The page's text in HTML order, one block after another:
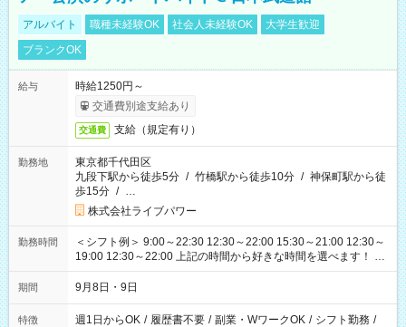
アルバイト 職種未経験OK 社会人未経験OK
大学生歓迎
ブランクOK
給与
時給1250円～
交通費別途支給あり
交通費 支給（規定有り）
勤務地
東京都千代田区
九段下駅から徒歩5分 / 竹橋駅から徒歩10分 / 神保町駅から徒
歩15分 / …
株式会社ライブパワー
勤務時間
＜シフト例＞ 9:00～22:30 12:30～22:00 15:30～21:00 12:30～
19:00 12:30～22:00 上記の時間から好きな時間を選べます！ ※
時間は変更となる可能性があります
期間 9月8日・9日
特徴 週1日からOK / 履歴書不要 / 副業・WワークOK / シフト勤務 /